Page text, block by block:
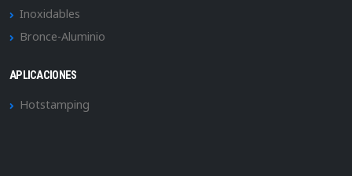
Inoxidables
Bronce-Aluminio
APLICACIONES
Hotstamping